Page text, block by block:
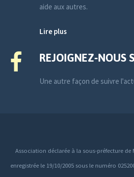
aide aux autres.
Lire plus
REJOIGNEZ-NOUS
Une autre façon de suivre
Association déclarée à la sous-préfecture de
enregistrée le 19/10/2005 sous le numéro